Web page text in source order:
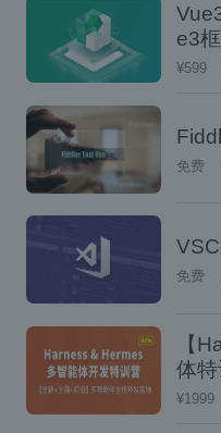
可定制性和简
滑的学习曲线，
采用速度
这个框架的简单
的限制）意味着
们仍然提供了一
进的 Web 应用
杂的，根据需要
此外，Vue.js 现
阿里巴巴、
pple、
行业聘用的可能
e3
¥599
免费
免费
【
体
¥1999